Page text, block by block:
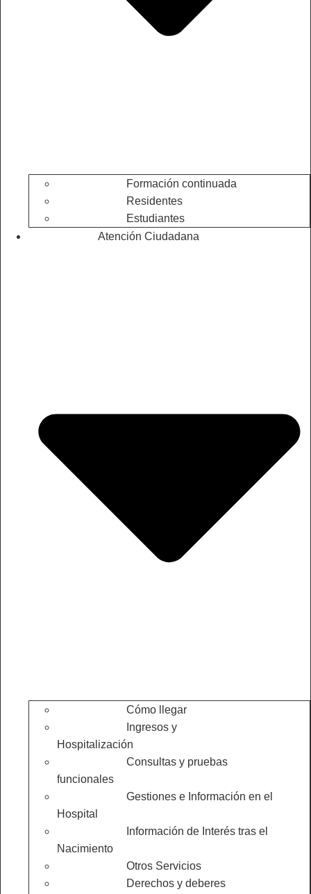
Formación continuada
Residentes
Estudiantes
Atención Ciudadana
Cómo llegar
Ingresos y
Hospitalización
Consultas y pruebas
funcionales
Gestiones e Información en el
Hospital
Información de Interés tras el
Nacimiento
Otros Servicios
Derechos y deberes